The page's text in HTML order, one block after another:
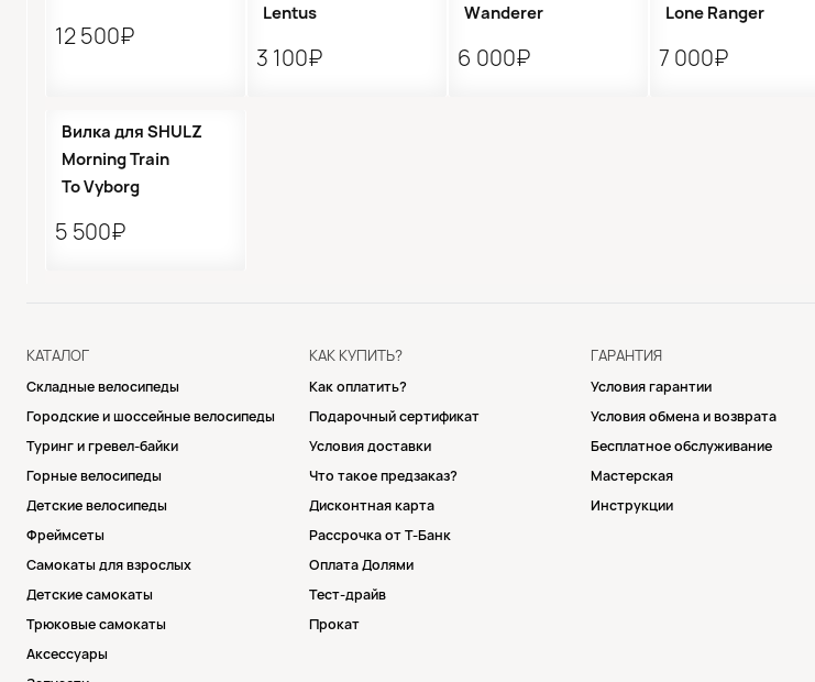
12 500₽
Lentus
3 100₽
Wanderer
6 000₽
Lone Ranger
7 000₽
Вилка для SHULZ
Morning Train
To Vyborg
5 500₽
КАТАЛОГ
Складные велосипеды
Городские и шоссейные велосипеды
Туринг и гревел-байки
Горные велосипеды
Детские велосипеды
Фреймсеты
Самокаты для взрослых
Детские самокаты
Трюковые самокаты
Аксессуары
КАК КУПИТЬ?
Как оплатить?
Подарочный сертификат
Условия доставки
Что такое предзаказ?
Дисконтная карта
Рассрочка от Т-Банк
Оплата Долями
Тест-драйв
Прокат
ГАРАНТИЯ
Условия гарантии
Условия обмена и возврата
Бесплатное обслуживание
Мастерская
Инструкции